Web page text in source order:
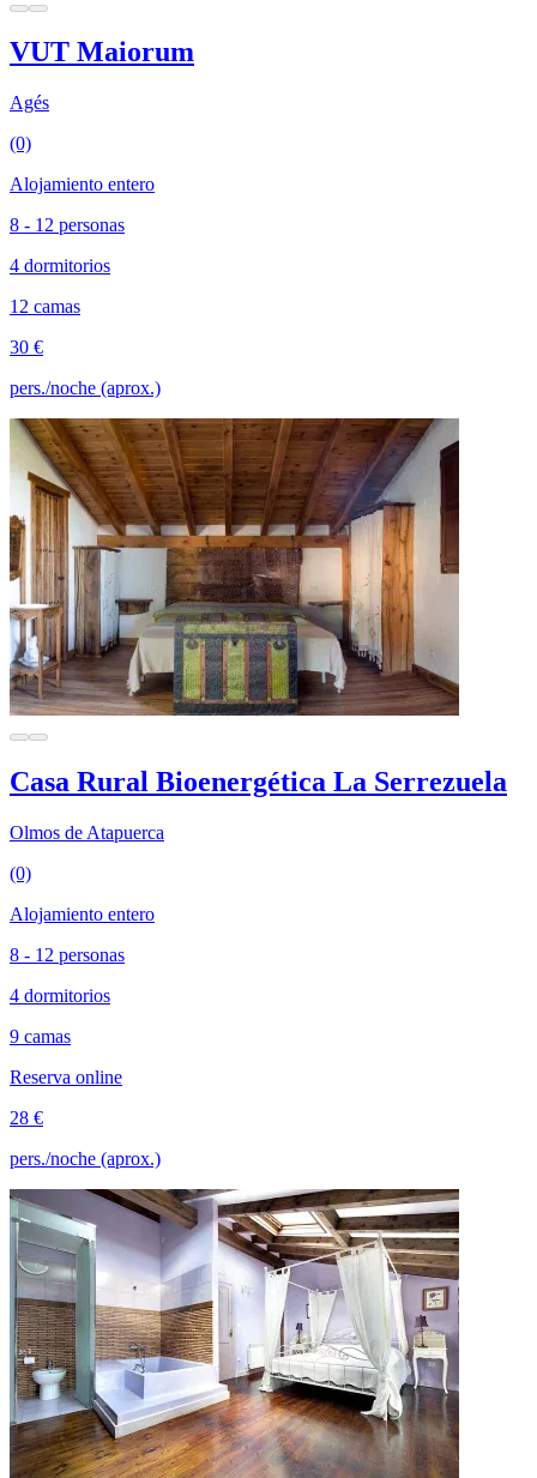
VUT Maiorum
Agés
(0)
Alojamiento entero
8 - 12 personas
4 dormitorios
12 camas
30 €
pers./noche (aprox.)
Casa Rural Bioenergética La Serrezuela
Olmos de Atapuerca
(0)
Alojamiento entero
8 - 12 personas
4 dormitorios
9 camas
Reserva online
28 €
pers./noche (aprox.)